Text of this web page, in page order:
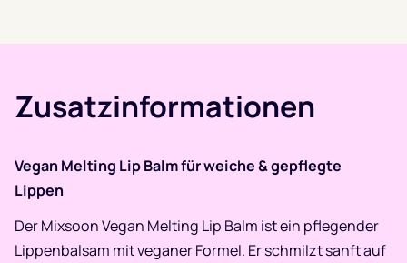
Zusatzinformationen
Vegan Melting Lip Balm für weiche & gepflegte
Lippen
Der Mixsoon Vegan Melting Lip Balm ist ein pflegender
Lippenbalsam mit veganer Formel. Er schmilzt sanft auf